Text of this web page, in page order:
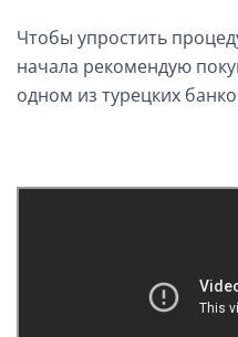
Чтобы упростить
начала рекомендую
одном из турецких